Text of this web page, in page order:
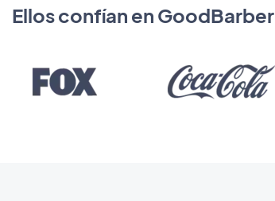
Ellos confían en GoodBarber